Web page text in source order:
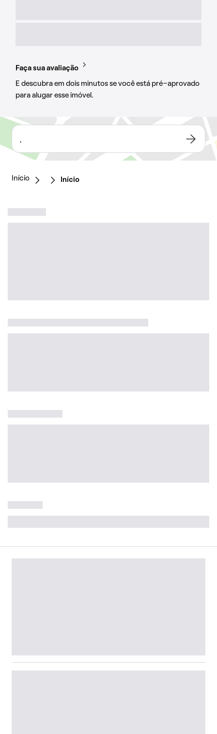
Faça sua avaliação
E descubra em dois minutos se você está pré-aprovado
para alugar esse imóvel.
,
Início Início